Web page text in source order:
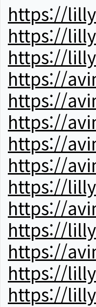
https://
https://
https://
https://
https://
https://
https://
https://
https://
https://
https://
https://
https://
https://